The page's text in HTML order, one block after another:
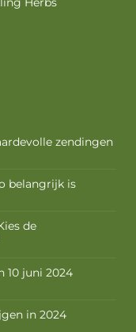
zendingen
belangrijk is
de
10 juni 2024
in 2024